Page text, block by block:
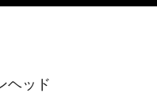
ヘッド